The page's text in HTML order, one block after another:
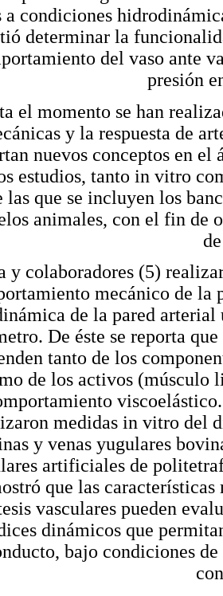
a condiciones
determinar la
del vaso ante
presión
el momento se han
y la respuesta de
nuevos conceptos en
estudios, tanto in vitro
las que se incluyen los
animales, con el fin de
y colaboradores (5)
mecánico de la
de la pared arterial
De éste se reporta
tanto de los
de los activos (músculo
medidas in vitro del
y venas yugulares
artificiales de
que las
vasculares pueden
dinámicos que
bajo condiciones